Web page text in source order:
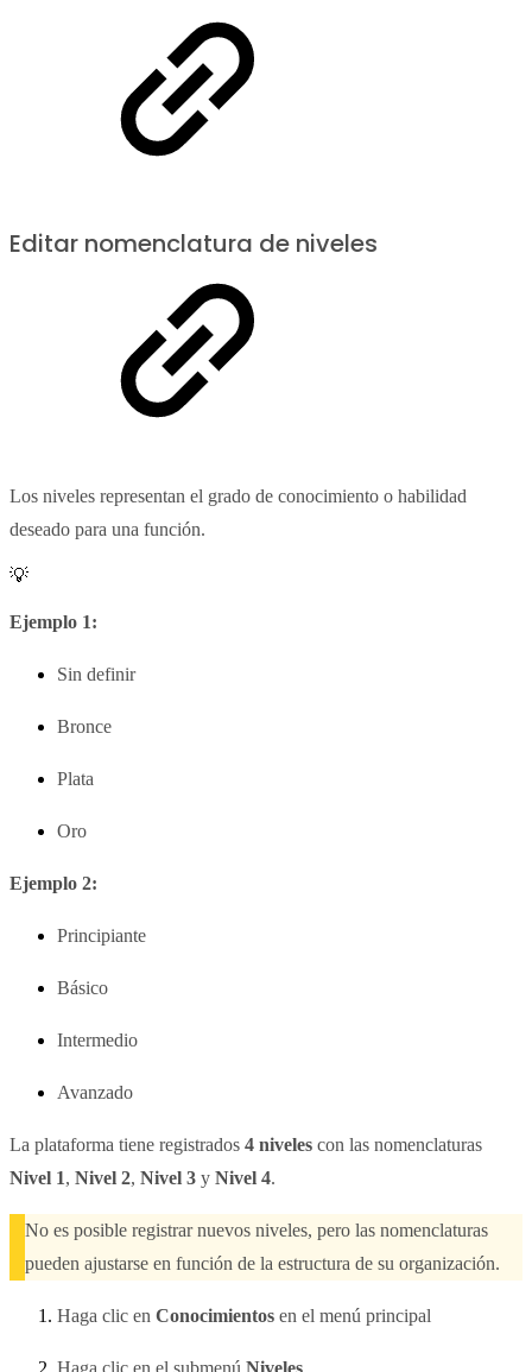
Editar nomenclatura de niveles
Los niveles representan el grado de conocimiento o habilidad
deseado para una función.
💡
Ejemplo 1:
Sin definir
Bronce
Plata
Oro
Ejemplo 2:
Principiante
Básico
Intermedio
Avanzado
La plataforma tiene registrados 4 niveles con las nomenclaturas
Nivel 1, Nivel 2, Nivel 3 y Nivel 4.
No es posible registrar nuevos niveles, pero las nomenclaturas
pueden ajustarse en función de la estructura de su organización.
Haga clic en Conocimientos en el menú principal